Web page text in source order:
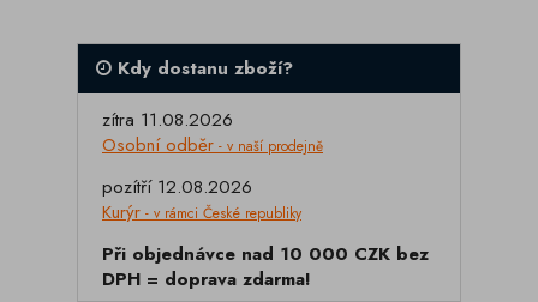
Kdy dostanu zboží?
zítra 11.08.2026
Osobní odběr - v naší prodejně
pozítří 12.08.2026
Kurýr - v rámci České republiky
Při objednávce nad 10 000 CZK bez
DPH = doprava zdarma!